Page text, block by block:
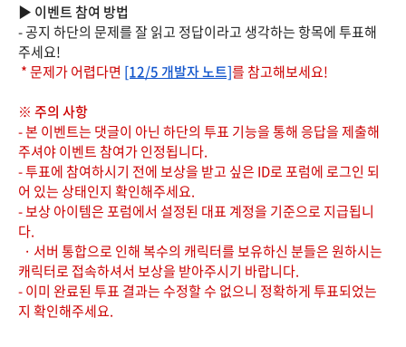
▶ 이벤트 참여 방법
- 공지 하단의 문제를 잘 읽고 정답이라고 생각하는 항목에 투표해
주세요!
* 문제가 어렵다면 [12/5 개발자 노트]를 참고해보세요!
※ 주의 사항
- 본 이벤트는 댓글이 아닌 하단의 투표 기능을 통해 응답을 제출해
주셔야 이벤트 참여가 인정됩니다.
- 투표에 참여하시기 전에 보상을 받고 싶은 ID로 포럼에 로그인 되
어 있는 상태인지 확인해주세요.
- 보상 아이템은 포럼에서 설정된 대표 계정을 기준으로 지급됩니
다.
· 서버 통합으로 인해 복수의 캐릭터를 보유하신 분들은 원하시는
캐릭터로 접속하셔서 보상을 받아주시기 바랍니다.
- 이미 완료된 투표 결과는 수정할 수 없으니 정확하게 투표되었는
지 확인해주세요.